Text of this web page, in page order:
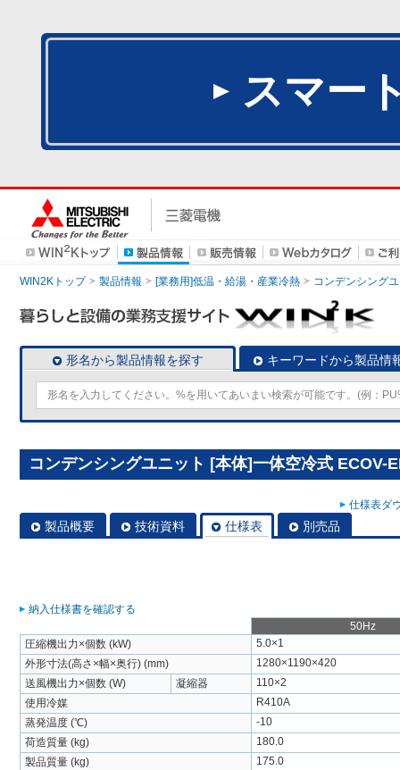
スマー
WIN2Kトップ 製品情報 [業務用]低温・給湯・産業冷熱 コンデンシング
形名から製品情報を探す キーワードから製品情
コンデンシングユニット [本体]一体空冷式 ECOV-
仕様表ダ
製品概要 技術資料 仕様表 別売品
納入仕様書を確認する
50Hz
圧縮機出力×個数 (kW)
5.0×1
外形寸法(高さ×幅×奥行) (mm)
1280×1190×420
送風機出力×個数 (W)
凝縮器
110×2
使用冷媒
R410A
蒸発温度 (℃)
-10
荷造質量 (kg)
180.0
製品質量 (kg)
175.0